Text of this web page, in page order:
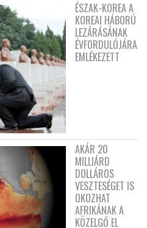
ÉSZAK-KOREA A
KOREAI HÁBORÚ
LEZÁRÁSÁNAK
ÉVFORDULÓJÁRA
EMLÉKEZETT
AKÁR 20
MILLIÁRD
DOLLÁROS
VESZTESÉGET IS
OKOZHAT
AFRIKÁNAK A
KÖZELGŐ EL